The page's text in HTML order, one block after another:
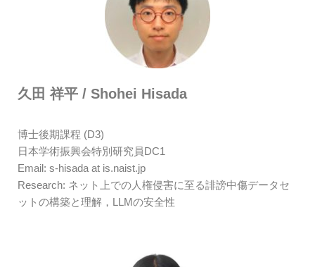
久田 祥平 / Shohei Hisada
博士後期課程 (D3)
日本学術振興会特別研究員DC1
Email: s-hisada at is.naist.jp
Research: ネット上での人権侵害に至る誹謗中傷データセ
ットの構築と理解，LLMの安全性